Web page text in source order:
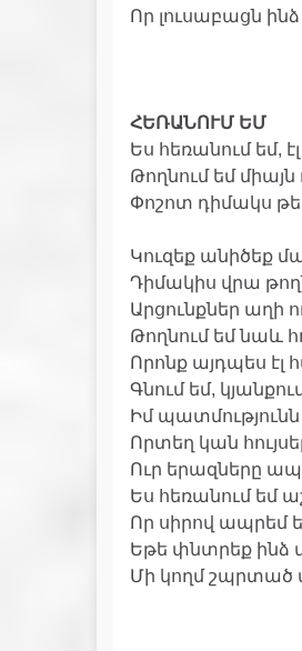
Որ լուսաբացն ինձ
ՀԵՌԱՆՈՒՄ ԵՄ
Ես հեռանում եմ,
Թողնում եմ
Փոշոտ դիմակս թե
Կուզեք անիծեք
Դիմակիս վրա
Արցունքներ աղի
Թողնում եմ նաև
Որոնք այդպես էլ
Գնում եմ,
Իմ պատմությունն
Որտեղ կան
Ուր երազները
Ես հեռանում եմ
Որ սիրով ապրեմ
Եթե փնտրեք ինձ
Մի կողմ շպրտած